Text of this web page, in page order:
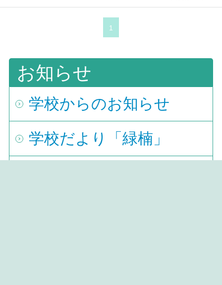
1
お知らせ
学校からのお知らせ
学校だより「緑楠」